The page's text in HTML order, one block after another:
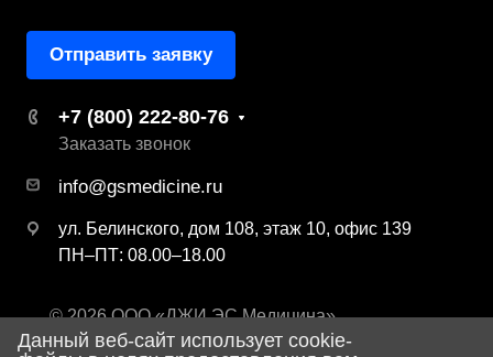
Отправить заявку
+7 (800) 222-80-76
Заказать звонок
info@gsmedicine.ru
ул. Белинского, дом 108, этаж 10, офис 139
ПН–ПТ: 08.00–18.00
© 2026 ООО «ДЖИ ЭС Медицина»
Данный веб-сайт использует cookie-